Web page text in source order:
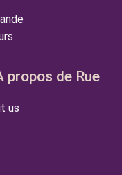
propos de Rue
us